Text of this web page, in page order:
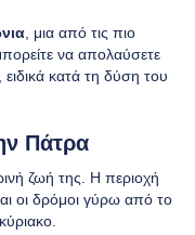
, μια από τις πιο
να απολαύσετε
κατά τη δύση του
Πάτρα
ζωή της. Η περιοχή
οι δρόμοι γύρω από το